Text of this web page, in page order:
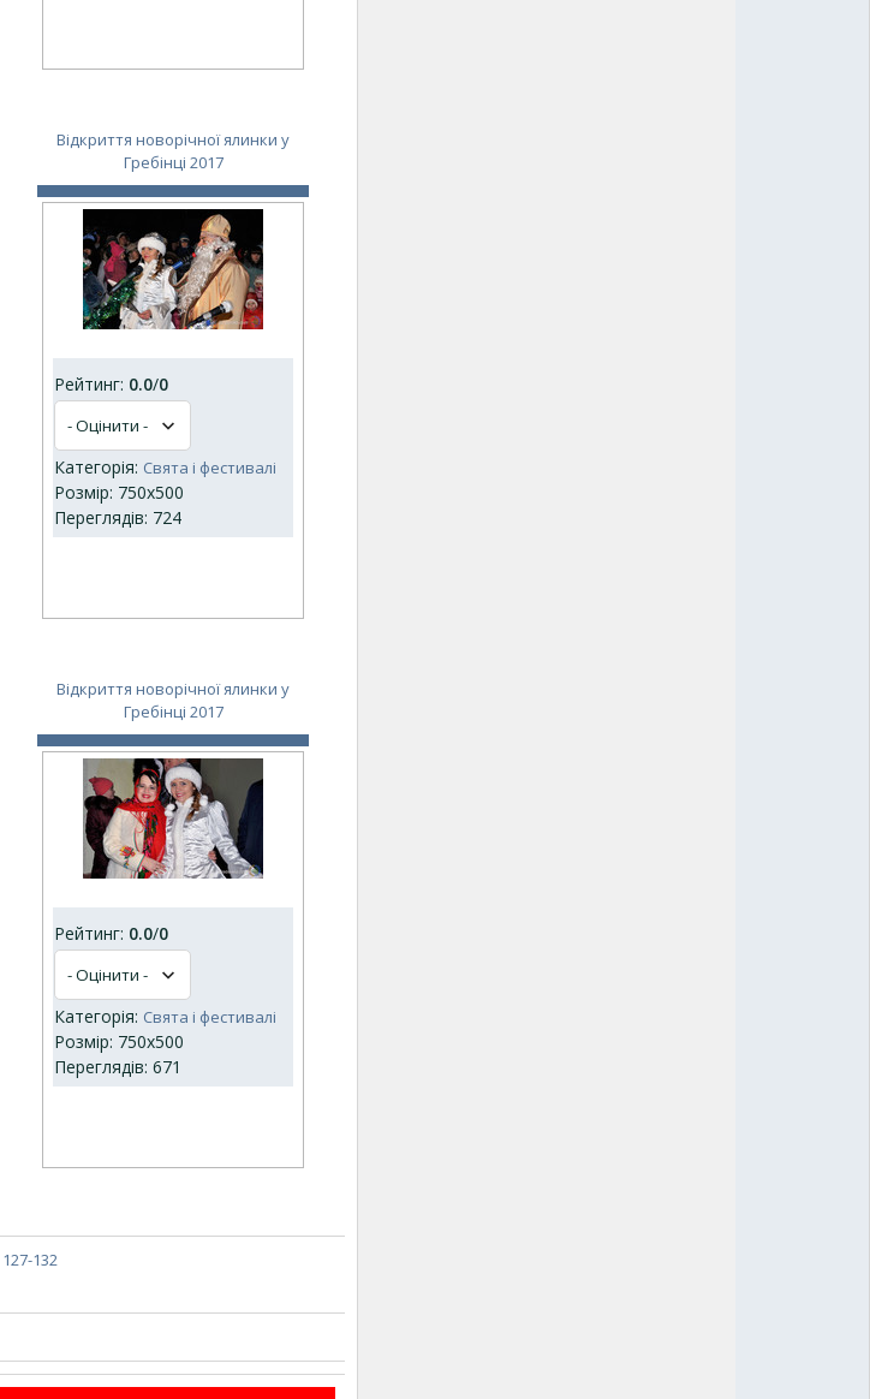
Відкриття новорічної ялинки у
Гребінці 2017
Рейтинг: 0.0/0
Категорія: Свята і фестивалі
Розмір: 750x500
Переглядів: 724
Відкриття новорічної ялинки у
Гребінці 2017
Рейтинг: 0.0/0
Категорія: Свята і фестивалі
Розмір: 750x500
Переглядів: 671
127-132